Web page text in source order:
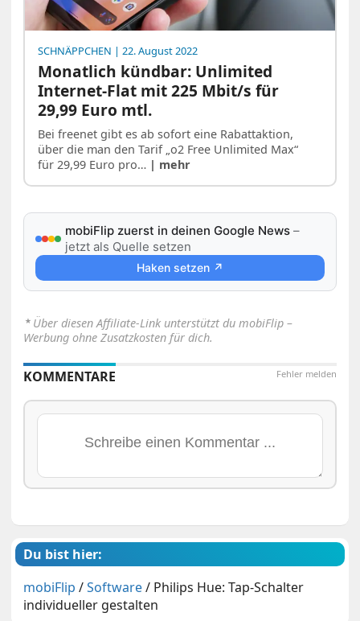
SCHNÄPPCHEN | 22. August 2022
Monatlich kündbar: Unlimited
Internet-Flat mit 225 Mbit/s für
29,99 Euro mtl.
Bei freenet gibt es ab sofort eine Rabattaktion,
über die man den Tarif „o2 Free Unlimited Max“
für 29,99 Euro pro… | mehr
mobiFlip zuerst in deinen Google News –
jetzt als Quelle setzen
Haken setzen ↗
⋆ Über diesen Affiliate-Link unterstützt du mobiFlip –
Werbung ohne Zusatzkosten für dich.
Fehler melden
KOMMENTARE
Du bist hier:
mobiFlip /Software/ Philips Hue: Tap-Schalter
individueller gestalten